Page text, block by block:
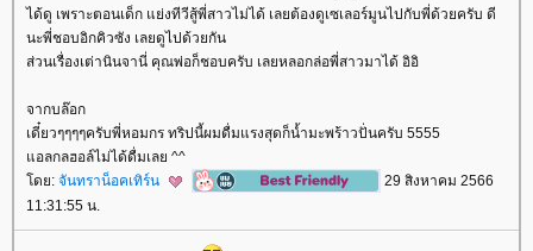
ได้ดู เพราะตอนเด็ก แย่งทีวีสู้พี่สาวไม่ได้ เลยต้องดูเซเลอร์มูนไปกับพี่ด้วยครับ ดี
นะพี่ชอบอิกคิวซัง เลยดูไปด้วยกัน
ส่วนเรื่องเต่านินจานี่ คุณพ่อก็ชอบครับ เลยหลอกล่อพี่สาวมาได้ อิอิ
จากบล๊อก
เดี๋ยวๆๆๆๆครับพี่หอมกร ทริปนี้ผมดื่มแรงสุดก็น้ำมะพร้าวปั่นครับ 5555
อลกลฮอล์ไม่ได้ดื่มเลย ^^
ดย: จันทราน็อคเทิร์น
29 สิงหาคม 2566
11:31:55 น.